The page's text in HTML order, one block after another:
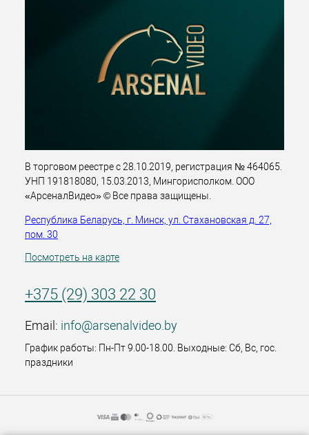
В торговом реестре с 28.10.2019, регистрация № 464065.
УНП 191818080, 15.03.2013, Мингорисполком. ООО
«АрсеналВидео» © Все права защищены.
Республика Беларусь, г. Минск, ул. Стахановская д. 27,
пом. 30
Посмотреть на карте
+375 (29) 303 22 30
Email: info@arsenalvideo.by
График работы: Пн-Пт 9.00-18.00. Выходные: Сб, Вс, гос.
праздники